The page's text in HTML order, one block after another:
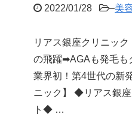
2022/01/28 –美
リアス銀座クリニッ
の飛躍➡AGAも発毛も
業界初！第4世代の新
ニック】 ◆リアス銀
ト◆ …